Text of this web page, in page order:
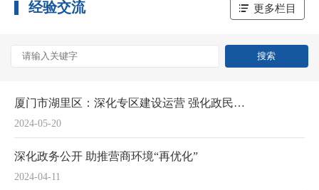
经验交流 更多栏目
2024-05-20
厦门市湖里区：深化专区建设运营 强化政民互动交流
2024-04-11
深化政务公开 助推营商环境“再优化”